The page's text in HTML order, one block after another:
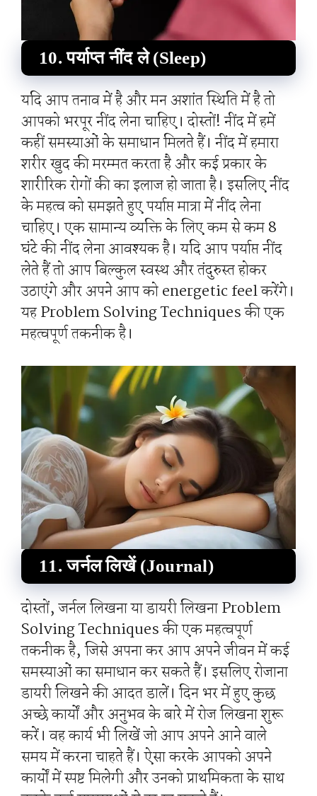
10. पर्याप्त नींद ले (Sleep)
यदि आप तनाव में है और मन अशांत स्थिति में है तो
आपको भरपूर नींद लेना चाहिए। दोस्तों! नींद में हमें
कहीं समस्याओं के समाधान मिलते हैं। नींद में हमारा
शरीर खुद की मरम्मत करता है और कई प्रकार के
शारीरिक रोगों की का इलाज हो जाता है। इसलिए नींद
के महत्व को समझते हुए पर्याप्त मात्रा में नींद लेना
चाहिए। एक सामान्य व्यक्ति के लिए कम से कम 8
घंटे की नींद लेना आवश्यक है। यदि आप पर्याप्त नींद
लेते हैं तो आप बिल्कुल स्वस्थ और तंदुरुस्त होकर
उठाएंगे और अपने आप को energetic feel करेंगे।
यह Problem Solving Techniques की एक
महत्वपूर्ण तकनीक है।
11. जर्नल लिखें (Journal)
दोस्तों, जर्नल लिखना या डायरी लिखना Problem
Solving Techniques की एक महत्वपूर्ण
तकनीक है, जिसे अपना कर आप अपने जीवन में कई
समस्याओं का समाधान कर सकते हैं। इसलिए रोजाना
डायरी लिखने की आदत डालें। दिन भर में हुए कुछ
अच्छे कार्यों और अनुभव के बारे में रोज लिखना शुरू
करें। वह कार्य भी लिखें जो आप अपने आने वाले
समय में करना चाहते हैं। ऐसा करके आपको अपने
कार्यों में स्पष्ट मिलेगी और उनको प्राथमिकता के साथ